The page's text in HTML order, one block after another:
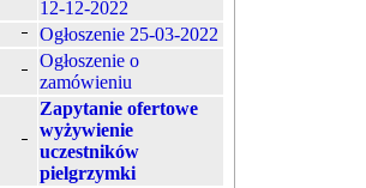
12-12-2022
Ogłoszenie 25-03-2022
Ogłoszenie o
zamówieniu
Zapytanie ofertowe
wyżywienie
uczestników
pielgrzymki